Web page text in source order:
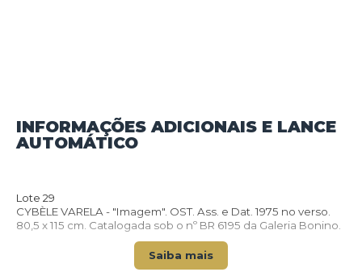
INFORMAÇÕES ADICIONAIS E LANCE
AUTOMÁTICO
Lote 29
CYBÈLE VARELA - "Imagem". OST. Ass. e Dat. 1975 no verso.
80,5 x 115 cm. Catalogada sob o nº BR 6195 da Galeria Bonino.
Saiba mais
VOLTAR PARA O CATÁLOGO